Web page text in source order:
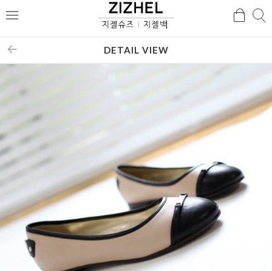
메
검
DETAIL VIEW